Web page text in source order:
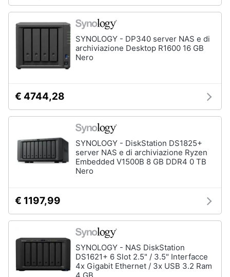
SYNOLOGY - DP340 server NAS e di
archiviazione Desktop R1600 16 GB
Nero
€ 4744,28
SYNOLOGY - DiskStation DS1825+
server NAS e di archiviazione Ryzen
Embedded V1500B 8 GB DDR4 0 TB
Nero
€ 1197,99
SYNOLOGY - NAS DiskStation
DS1621+ 6 Slot 2.5" / 3.5" Interfacce
4x Gigabit Ethernet / 3x USB 3.2 Ram